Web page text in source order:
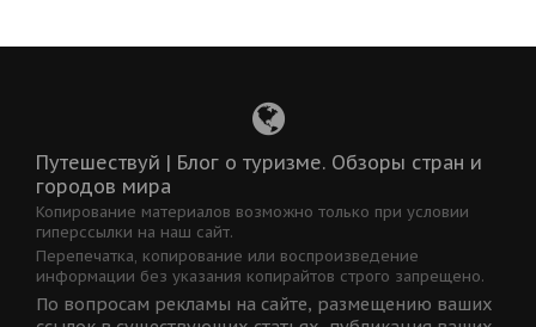
Путешествуй | Блог о туризме. Обзоры стран и
городов мира
Копирование материалов возможно только при условии
гиперссылки на наш сайт.
Перепечатка, копирование или воспроизведение
информации без указания копирайтов строго запрещено.
По вопросам рекламы на сайте, размещению ваших